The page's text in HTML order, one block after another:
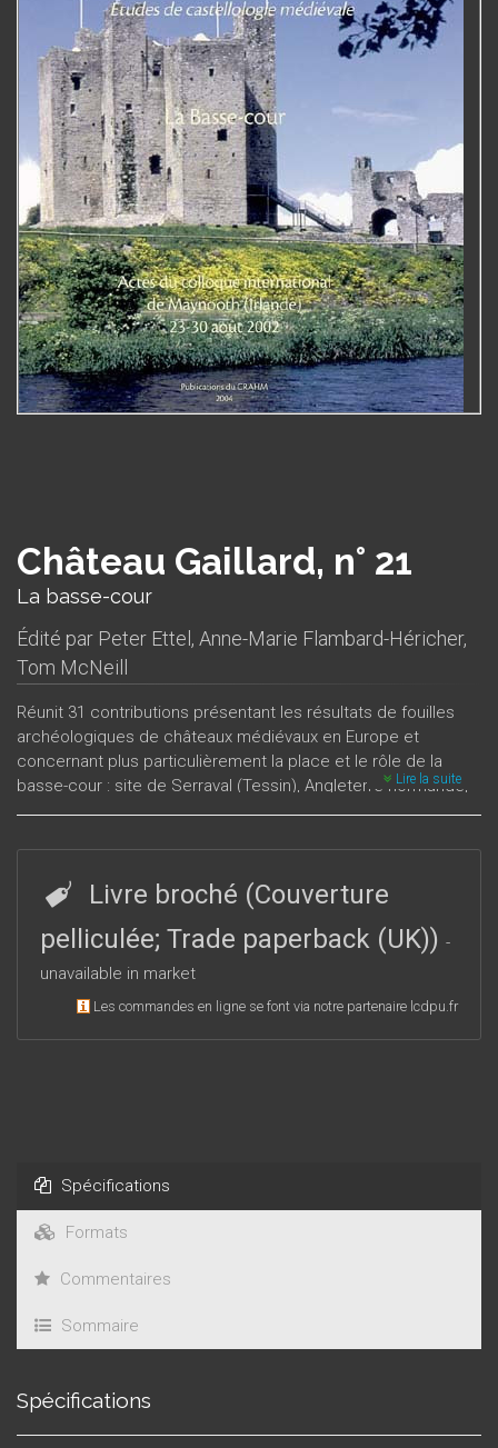
Château Gaillard, n° 21
La basse-cour
Édité par Peter Ettel , Anne-Marie Flambard-Héricher,
Tom McNeill
Réunit 31 contributions présentant les résultats de fouilles
archéologiques de châteaux médiévaux en Europe et
concernant plus particulièrement la place et le rôle de la
basse-cour : site de Serraval (Tessin), Angleterre normande,
château de Coudenberg à Bruxelles, châteaux de Bohême,
Lire la suite
Livre broché (Couverture
pelliculée; Trade paperback (UK)) -
unavailable in market
Les commandes en ligne se font via notre partenaire lcdpu.fr
Spécifications
Formats
Commentaires
Sommaire
Spécifications